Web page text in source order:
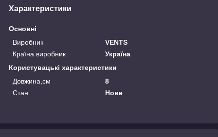
Характеристики
Основні
Виробник
VENTS
Країна виробник
Україна
Користувацькі характеристики
Довжина,см
8
Стан
Нове